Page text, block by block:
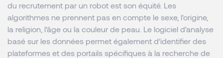
du recrutement par un robot est son équité. Les
algorithmes ne prennent pas en compte le sexe, l'origine,
la religion, l'âge ou la couleur de peau. Le logiciel d'analyse
basé sur les données permet également d’identifier des
plateformes et des portails spécifiques à la recherche de